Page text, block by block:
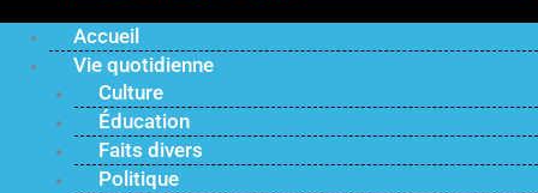
Accueil
Vie quotidienne
Culture
Éducation
Faits divers
Politique